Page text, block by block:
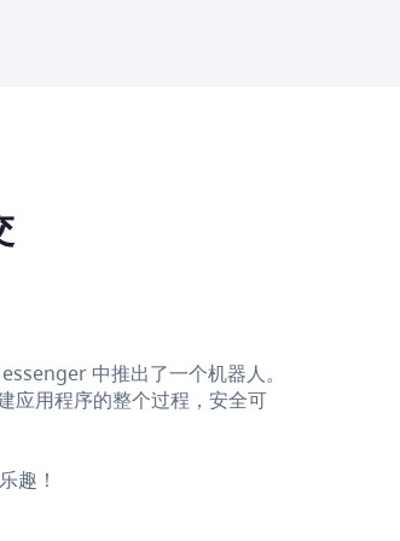
中推出了一个机器人。
应用程序的整个过程，安全可
趣！